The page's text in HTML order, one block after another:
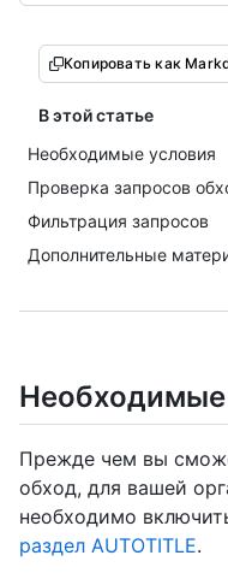
Копировать как
В этой статье
Необходимые условия
Проверка запросов
Фильтрация запросов
Дополнительные
Необходимые
Прежде чем вы
обход, для вашей
необходимо
раздел AUTOTITLE.